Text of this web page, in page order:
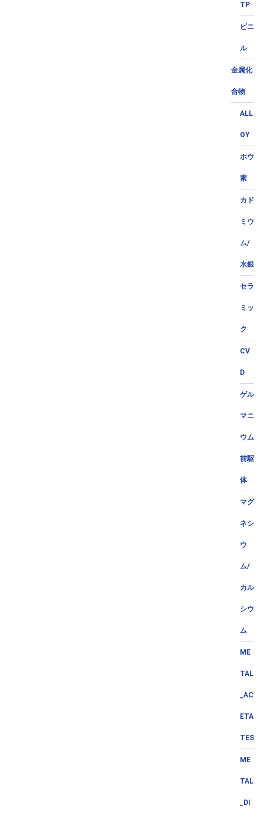
TP
ビニ
ル
金属化
合物
ALL
OY
ホウ
素
カド
ミウ
ム/
水銀
セラ
ミッ
ク
CV
D
ゲル
マニ
ウム
前駆
体
マグ
ネシ
ウ
ム/
カル
シウ
ム
ME
TAL
_AC
ETA
TES
ME
TAL
_DI